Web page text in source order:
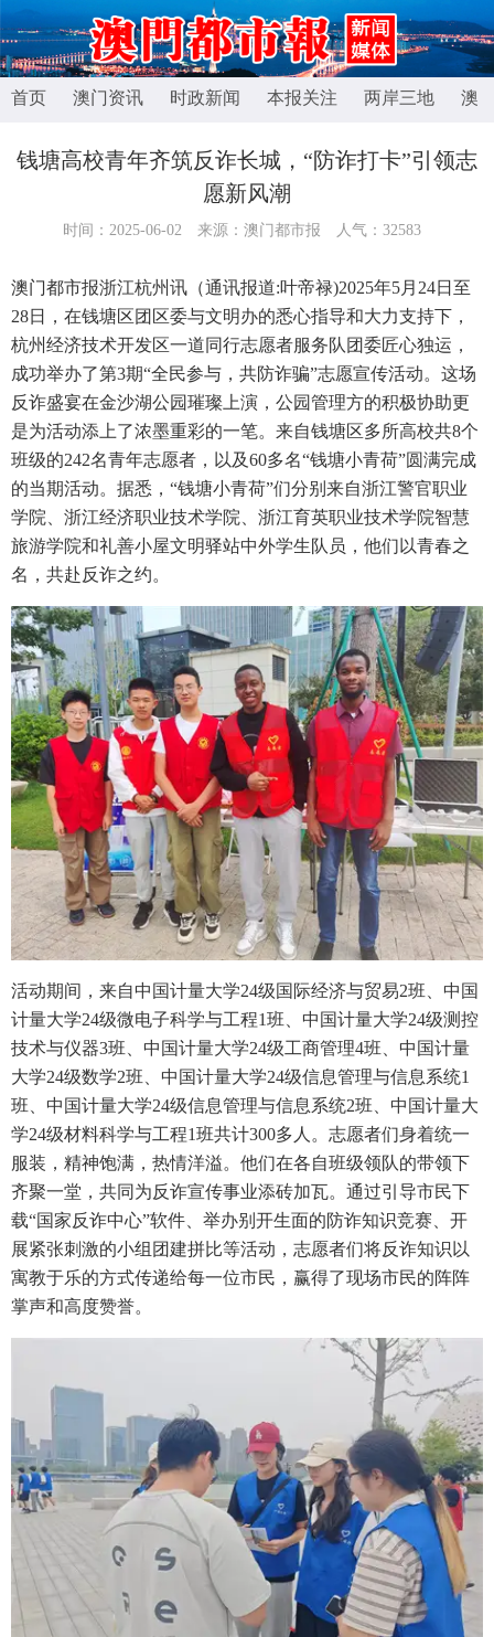
首页 澳门资讯 时政新闻 本报关注 两岸三地 澳
钱塘高校青年齐筑反诈长城，“防诈打卡”引领志
愿新风潮
时间：2025-06-02 来源：澳门都市报 人气： 32583
澳门都市报浙江杭州讯（通讯报道:叶帝禄)2025年5月24日至
28日，在钱塘区团区委与文明办的悉心指导和大力支持下，
杭州经济技术开发区一道同行志愿者服务队团委匠心独运，
成功举办了第3期“全民参与，共防诈骗”志愿宣传活动。这场
反诈盛宴在金沙湖公园璀璨上演，公园管理方的积极协助更
是为活动添上了浓墨重彩的一笔。来自钱塘区多所高校共8个
班级的242名青年志愿者，以及60多名“钱塘小青荷”圆满完成
的当期活动。据悉，“钱塘小青荷”们分别来自浙江警官职业
学院、浙江经济职业技术学院、浙江育英职业技术学院智慧
旅游学院和礼善小屋文明驿站中外学生队员，他们以青春之
名，共赴反诈之约。
活动期间，来自中国计量大学24级国际经济与贸易2班、中国
计量大学24级微电子科学与工程1班、中国计量大学24级测控
技术与仪器3班、中国计量大学24级工商管理4班、中国计量
大学24级数学2班、中国计量大学24级信息管理与信息系统1
班、中国计量大学24级信息管理与信息系统2班、中国计量大
学24级材料科学与工程1班共计300多人。志愿者们身着统一
服装，精神饱满，热情洋溢。他们在各自班级领队的带领下
齐聚一堂，共同为反诈宣传事业添砖加瓦。通过引导市民下
载“国家反诈中心”软件、举办别开生面的防诈知识竞赛、开
展紧张刺激的小组团建拼比等活动，志愿者们将反诈知识以
寓教于乐的方式传递给每一位市民，赢得了现场市民的阵阵
掌声和高度赞誉。